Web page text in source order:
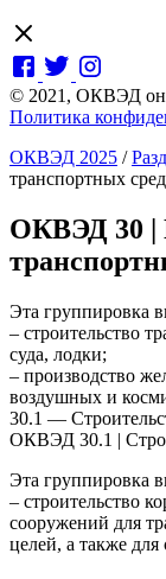
© 2021, ОКВЭД
Политика
ОКВЭД 2025 /
транспортных
ОКВЭД 30 |
Эта группировка
– строительство
суда, лодки;
– производство
воздушных и
30.1 —
ОКВЭД 30.1 |
Эта группировка
– строительство
сооружений для
целей, а также для